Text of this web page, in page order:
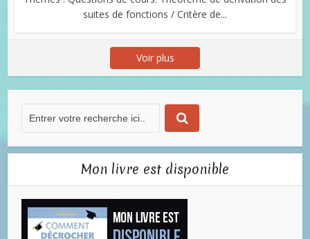
suites de fonctions / Critère de...
Voir plus
Mon livre est disponible